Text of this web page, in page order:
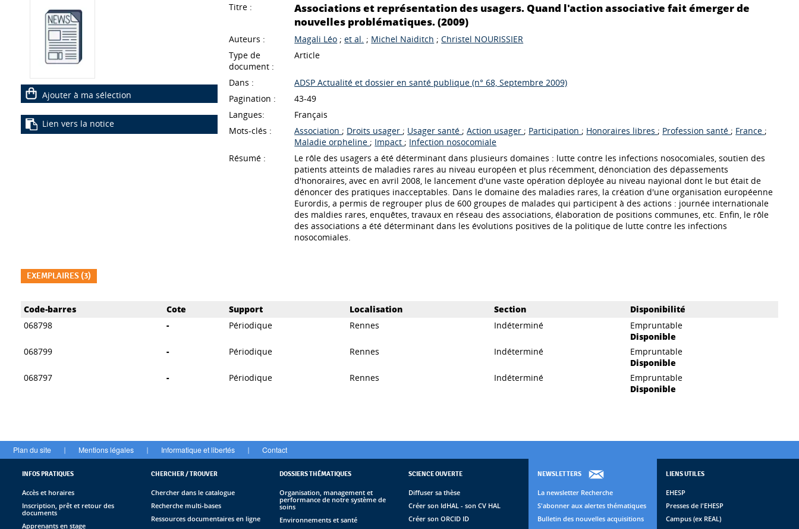
Ajouter à ma sélection
Lien vers la notice
Titre :
Associations et représentation des usagers. Quand l'action associative fait émerger de
nouvelles problématiques. (2009)
Auteurs : Magali Léo ;et al. ; Michel Naiditch ;Christel NOURISSIER
Type de
document :
Article
Dans :
ADSP Actualité et dossier en santé publique (n° 68, Septembre 2009)
Pagination :
43-49
Langues:
Français
Mots-clés :
Association ; Droits usager ; Usager santé ; Action usager ; Participation ; Honoraires libres ; Profession santé ; France ;
Maladie orpheline ; Impact ; Infection nosocomiale
Résumé :
Le rôle des usagers a été déterminant dans plusieurs domaines : lutte contre les infections nosocomiales, soutien des
patients atteints de maladies rares au niveau européen et plus récemment, dénonciation des dépassements
d'honoraires, avec en avril 2008, le lancement d'une vaste opération déployée au niveau nayional dont le but était de
dénoncer des pratiques inacceptables. Dans le domaine des maladies rares, la création d'une organisation européenne
Eurordis, a permis de regrouper plus de 600 groupes de malades qui participent à des actions : journée internationale
des maldies rares, enquêtes, travaux en réseau des associations, élaboration de positions communes, etc. Enfin, le rôle
des associations a été déterminant dans les évolutions positives de la politique de lutte contre les infections
nosocomiales.
EXEMPLAIRES (3)
Liste des exemplaires
Code-barres Cote Support Localisation Section
Disponibilité
068798
- Périodique Rennes Indéterminé
Empruntable
Disponible
068799
- Périodique Rennes Indéterminé
Empruntable
Disponible
068797
- Périodique Rennes Indéterminé
Empruntable
Disponible
Plan du site | Mentions légales | Informatique et libertés | Contact
INFOS PRATIQUES
Accès et horaires
Inscription, prêt et retour des
documents
Apprenants en stage
CHERCHER / TROUVER
Chercher dans le catalogue
Recherche multi-bases
Ressources documentaires en ligne
DOSSIERS THÉMATIQUES
Organisation, management et
performance de notre système de
soins
Environnements et santé
SCIENCE OUVERTE
Diffuser sa thèse
Créer son IdHAL - son CV HAL
Créer son ORCID ID
NEWSLETTERS
La newsletter Recherche
S'abonner aux alertes thématiques
Bulletin des nouvelles acquisitions
LIENS UTILES
EHESP
Presses de l'EHESP
Campus (ex REAL)